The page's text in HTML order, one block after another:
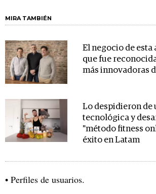
MIRA TAMBIÉN
El negocio de
que fue
más innovadoras
Lo despidieron de
tecnológica y
"método fitness
éxito en Latam
• Perfiles de usuarios.